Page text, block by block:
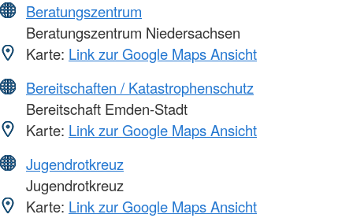
Beratungszentrum
Beratungszentrum Niedersachsen
Karte: Link zur Google Maps Ansicht
Bereitschaften / Katastrophenschutz
Bereitschaft Emden-Stadt
Karte: Link zur Google Maps Ansicht
Jugendrotkreuz
Jugendrotkreuz
Karte: Link zur Google Maps Ansicht